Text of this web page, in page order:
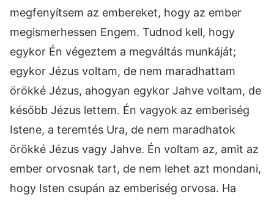
megfenyítsem az embereket, hogy az ember
megismerhessen Engem. Tudnod kell, hogy
egykor Én végeztem a megváltás munkáját;
egykor Jézus voltam, de nem maradhattam
örökké Jézus, ahogyan egykor Jahve voltam, de
később Jézus lettem. Én vagyok az emberiség
Istene, a teremtés Ura, de nem maradhatok
örökké Jézus vagy Jahve. Én voltam az, amit az
ember orvosnak tart, de nem lehet azt mondani,
hogy Isten csupán az emberiség orvosa. Ha